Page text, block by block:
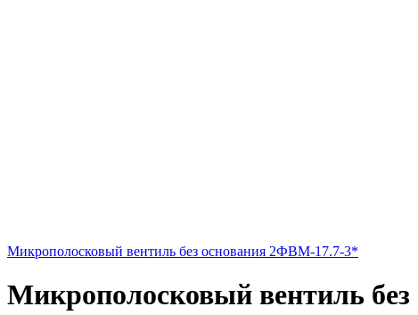
Микрополосковый вентиль без основания 2ФВМ-17.7-3*
Микрополосковый вентиль